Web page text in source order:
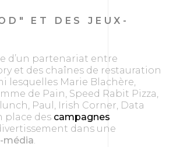
ET DES JEUX-
d’un partenariat entre
et des chaînes de restauration
lesquelles Marie Blachère,
de Pain, Speed Rabit Pizza,
Paul, Irish Corner, Data
place des campagnes
dans une
média.